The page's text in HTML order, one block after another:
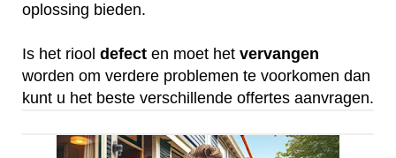
oplossing bieden.
Is het riool defect en moet het vervangen
worden om verdere problemen te voorkomen dan
kunt u het beste verschillende offertes aanvragen.